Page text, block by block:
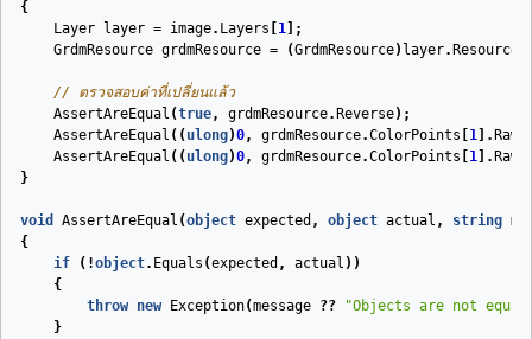
{
Layer
layer = image. Layers 1 ];
GrdmResource grdmResource = (GrdmResource) layer. Resources
// ตรวจสอบค่าที่เปลี่ยนแล้ว
AssertAreEqual (true, grdmResource. Reverse);
AssertAreEqual (( ulong)0, grdmResource.ColorPoints 1 ].
AssertAreEqual (( ulong)0, grdmResource.ColorPoints 1 ].
}
void AssertAreEqual (object expected , object actual , string
{
if
(!object. Equals (expected , actual ))
{
throw new Exception(message ??
"Objects are not
}